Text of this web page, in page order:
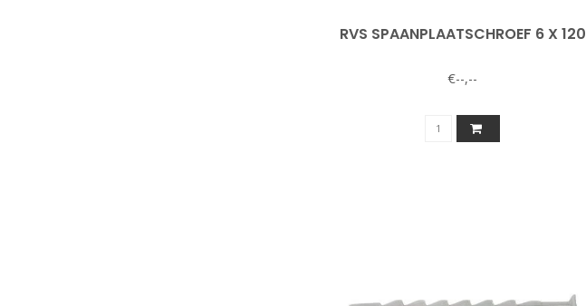
RVS SPAANPLAATSCHROEF 6 X 120
€--,--